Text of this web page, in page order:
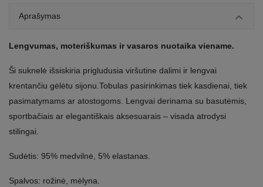
Aprašymas
Lengvumas, moteriškumas ir vasaros nuotaika viename.
Ši suknelė išsiskiria prigludusia viršutine dalimi ir lengvai
krentančiu gėlėtu sijonu.Tobulas pasirinkimas tiek kasdienai, tiek
pasimatymams ar atostogoms. Lengvai derinama su basutėmis,
sportbačiais ar elegantiškais aksesuarais – visada atrodysi
stilingai.
Sudėtis: 95% medvilnė, 5% elastanas.
Spalvos: rožinė, mėlyna.